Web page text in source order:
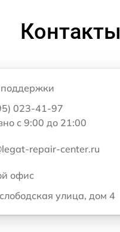
Контакты
023-41-97
с 9:00 до 21:00
repair-center.ru
офис
улица, дом 4